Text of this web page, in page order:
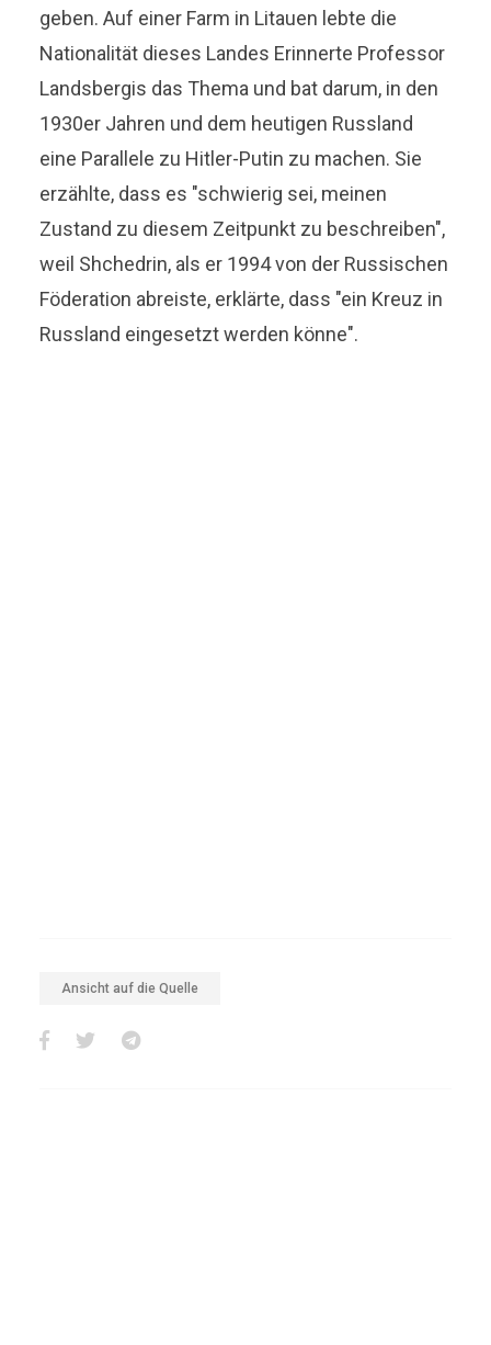
geben. Auf einer Farm in Litauen lebte die
Nationalität dieses Landes Erinnerte Professor
Landsbergis das Thema und bat darum, in den
1930er Jahren und dem heutigen Russland
eine Parallele zu Hitler-Putin zu machen. Sie
erzählte, dass es "schwierig sei, meinen
Zustand zu diesem Zeitpunkt zu beschreiben",
weil Shchedrin, als er 1994 von der Russischen
Föderation abreiste, erklärte, dass "ein Kreuz in
Russland eingesetzt werden könne".
Ansicht auf die Quelle